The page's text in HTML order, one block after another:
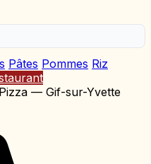
Pâtes Pommes Riz
Pizza — Gif-sur-Yvette